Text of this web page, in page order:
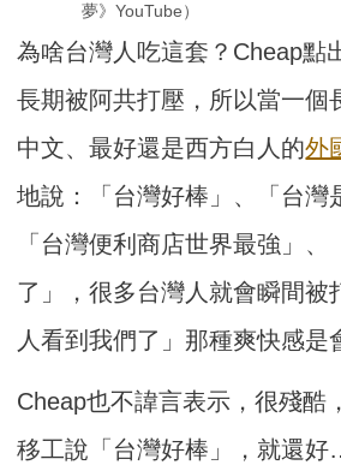
夢》YouTube）
為啥台灣人吃這套？Cheap點
長期被阿共打壓，所以當一個
中文、最好還是西方白人的外
地說：「台灣好棒」、「台灣
「台灣便利商店世界最強」
了」，很多台灣人就會瞬間被
人看到我們了」那種爽快感是
Cheap也不諱言表示，很殘酷
移工說「台灣好棒」，就還